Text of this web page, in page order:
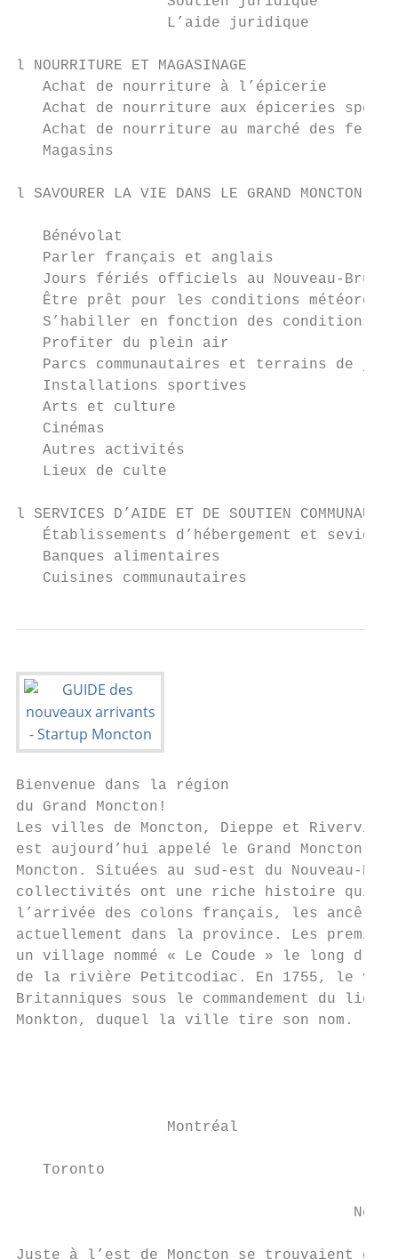
l NOURRITURE ET MAGASINAGE
Achat de nourriture à l’épicerie
Achat de nourriture aux épiceries
Achat de nourriture au marché des
Magasins
l SAVOURER LA VIE DANS LE GRAND
Bénévolat
Parler français et anglais
Jours fériés officiels au Nouveau-
Être prêt pour les conditions
S’habiller en fonction des conditions
Profiter du plein air
Parcs communautaires et terrains de
Installations sportives
Arts et culture
Cinémas
Autres activités
Lieux de culte
l SERVICES D’AIDE ET DE SOUTIEN
Établissements d’hébergement et sevices
Banques alimentaires
Cuisines communautaires
Bienvenue dans la région
du Grand Moncton!
Les villes de Moncton, Dieppe et Riverview
est aujourd’hui appelé le Grand Moncton
Moncton. Situées au sud-est du Nouveau-
collectivités ont une riche histoire qui
l’arrivée des colons français, les
actuellement dans la province. Les
un village nommé « Le Coude » le long
de la rivière Petitcodiac. En 1755, le
Britanniques sous le commandement du
Monkton, duquel la ville tire son nom.
                 Montréal
   Toronto
New
Juste à l’est de Moncton se trouvaient